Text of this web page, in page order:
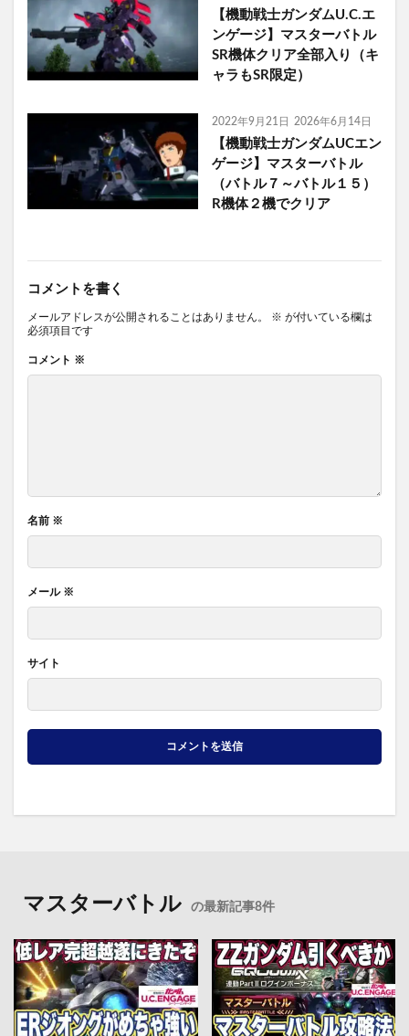
【機動戦士ガンダムU.C.エ
ンゲージ】マスターバトル
SR機体クリア全部入り（キ
ャラもSR限定）
2022年9月21日 2026年6月14日
【機動戦士ガンダムUCエン
ゲージ】マスターバトル
（バトル７～バトル１５）
R機体２機でクリア
コメントを書く
メールアドレスが公開されることはありません。 ※ が付いている欄は
必須項目です
コメント ※
名前 ※
メール ※
サイト
マスターバトル の最新記事8件